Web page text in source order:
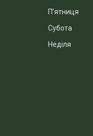
Пʼятниця
Субота
Неділя